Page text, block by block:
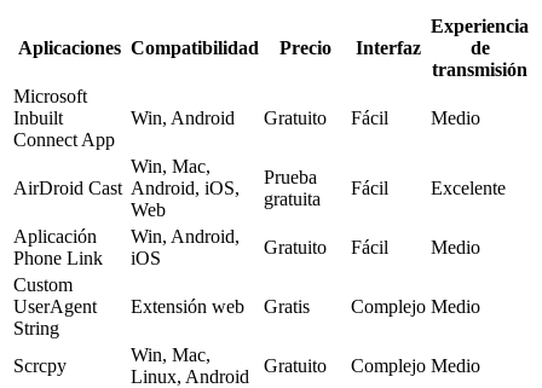
Aplicaciones Compatibilidad Precio Interfaz
Experiencia
de
transmisión
Microsoft
Inbuilt
Connect App
Win, Android Gratuito Fácil Medio
AirDroid Cast
Win, Mac,
Android, iOS,
Web
Prueba
gratuita
Fácil Excelente
Aplicación
Phone Link
Win, Android,
iOS
Gratuito Fácil
Medio
Custom
UserAgent
String
Extensión web Gratis Complejo Medio
Scrcpy
Win, Mac,
Linux, Android
Gratuito Complejo Medio